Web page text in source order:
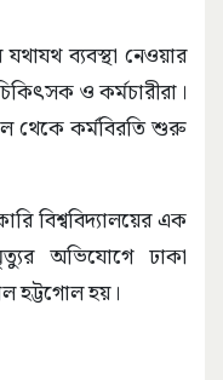
ব্যবস্থা নেওয়ার
ও কর্মচারীরা।
থেকে কর্মবিরতি শুরু
বিশ্ববিদ্যালয়ের এক
অভিযোগে ঢাকা
হট্টগোল হয়।